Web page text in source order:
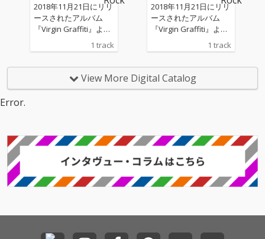
2018年11月21日にリリ
ースされたアルバム
『Virgin Graffiti』より
「おしえない！」を配
信限定でシングルカッ
ギターのアルペジオと
エレキギターのリヴァ
かしていく。
1 track
2018年11月21日にリリ
ースされたアルバム
『Virgin Graffiti』より
「完熟宣言」を配信限
定でシングルカット。
バー全員でボーカルを
とるこの楽曲は、チー
た色々なことが徐々に
の中で、シャムキャッ
ツは「それでもやって
いこうぜ」とエールを
1 track
View More Digital Catalog
Error.